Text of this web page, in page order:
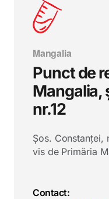
Mangalia
Punct de
Mangalia,
nr.12
Șos. Constanței,
vis de Primăria
Contact: